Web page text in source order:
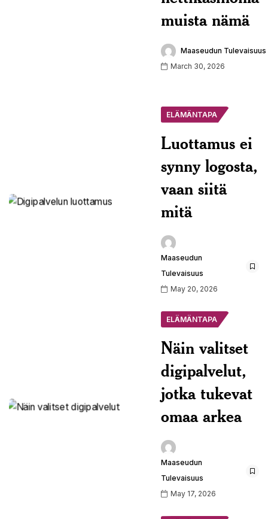
muista nämä
Maaseudun Tulevaisuus
March 30, 2026
ELÄMÄNTAPA
Luottamus ei
synny logosta,
vaan siitä
mitä
Maaseudun
Tulevaisuus
May 20, 2026
ELÄMÄNTAPA
Näin valitset
digipalvelut,
jotka tukevat
omaa arkea
Maaseudun
Tulevaisuus
May 17, 2026